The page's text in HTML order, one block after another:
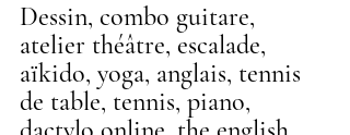
Dessin, combo guitare,
atelier théâtre, escalade,
aïkido, yoga, anglais, tennis
de table, tennis, piano,